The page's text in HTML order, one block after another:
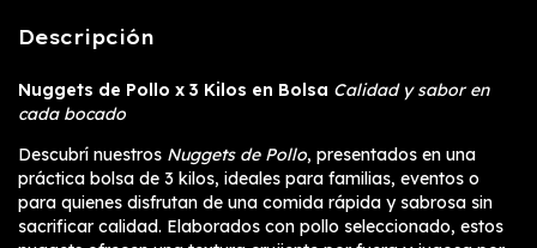
Descripción
Nuggets de Pollo x 3 Kilos en Bolsa Calidad y sabor en
cada bocado
Descubrí nuestros Nuggets de Pollo, presentados en una
práctica bolsa de 3 kilos, ideales para familias, eventos o
para quienes disfrutan de una comida rápida y sabrosa sin
sacrificar calidad. Elaborados con pollo seleccionado, estos